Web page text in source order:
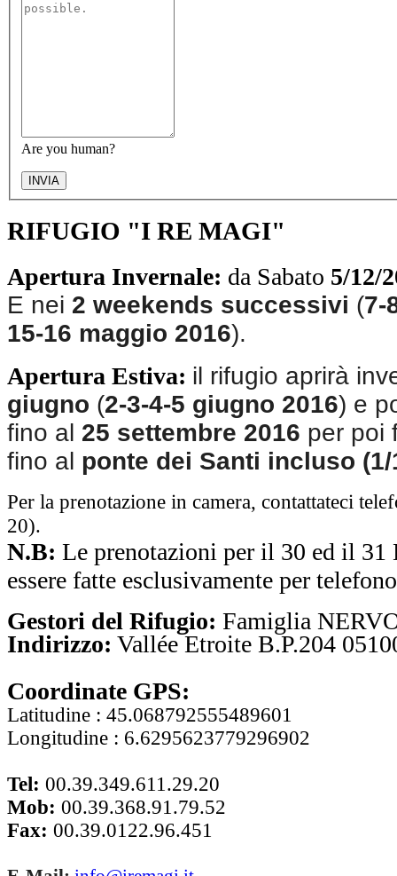
Are you human?
INVIA
RIFUGIO "I RE MAGI"
Apertura Invernale: da Sabato 5/12/
E nei 2 weekends successivi (7-
15-16 maggio 2016).
Apertura Estiva: il rifugio aprirà
giugno (2-3-4-5 giugno 2016) e
fino al 25 settembre 2016 per poi
fino al ponte dei Santi incluso (1/
Per la prenotazione in camera, contattateci
20).
N.B: Le prenotazioni per il 30 ed il
essere fatte esclusivamente per
Gestori del Rifugio: Famiglia
Indirizzo: Vallée Etroite B.P.204 05
Coordinate GPS:
Latitudine : 45.068792555489601
Longitudine : 6.6295623779296902
Tel: 00.39.349.611.29.20
Mob: 00.39.368.91.79.52
Fax: 00.39.0122.96.451